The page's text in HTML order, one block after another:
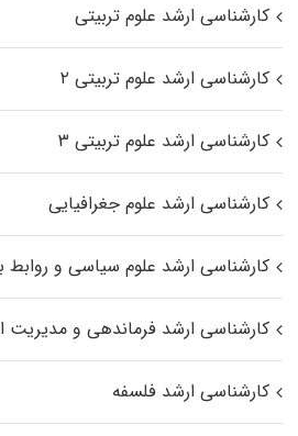
کارشناسی ارشد علوم تربیتی
کارشناسی ارشد علوم تربیتی ۲
کارشناسی ارشد علوم تربیتی ۳
کارشناسی ارشد علوم جغرافیایی
کارشناسی ارشد علوم سیاسی و روابط
کارشناسی ارشد فرماندهی و مدیریت
کارشناسی ارشد فلسفه